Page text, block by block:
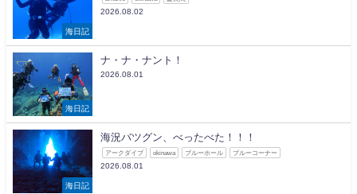
海日記
2026.08.02
海日記
ナ・ナ・ナント！
2026.08.01
海日記
海況バツグン、べったべた！！！
アークダイブ okinawa ブルーホール ブルーコーナー
2026.08.01